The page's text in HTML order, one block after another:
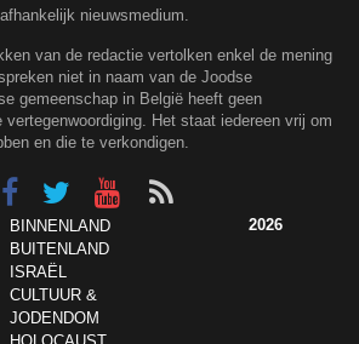
nieuwsmedium.
van de redactie vertolken enkel de mening
niet in naam van de Joodse
gemeenschap in België heeft geen
vertegenwoordiging. Het staat iedereen vrij om
en die te verkondigen.
BINNENLAND
BUITENLAND
ISRAËL
CULTUUR &
JODENDOM
2026